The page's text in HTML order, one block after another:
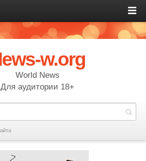
w.org
World News
Для аудитории 18+